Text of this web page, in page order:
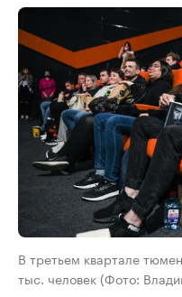
В третьем квартале
тыс. человек (Фото: